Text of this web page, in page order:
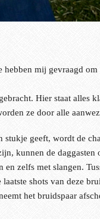
mij gevraagd
Hier staat
ze door alle
geeft, wordt de
kunnen de
zelfs met slangen.
shots van deze
het bruidspaar